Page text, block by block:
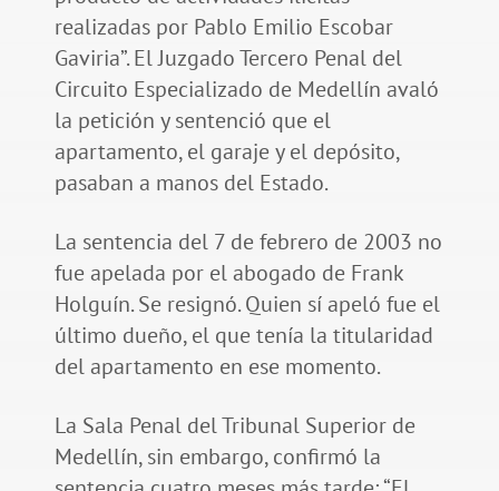
realizadas por Pablo Emilio Escobar
Gaviria”. El Juzgado Tercero Penal del
Circuito Especializado de Medellín avaló
la petición y sentenció que el
apartamento, el garaje y el depósito,
pasaban a manos del Estado.
La sentencia del 7 de febrero de 2003 no
fue apelada por el abogado de Frank
Holguín. Se resignó. Quien sí apeló fue el
último dueño, el que tenía la titularidad
del apartamento en ese momento.
La Sala Penal del Tribunal Superior de
Medellín, sin embargo, confirmó la